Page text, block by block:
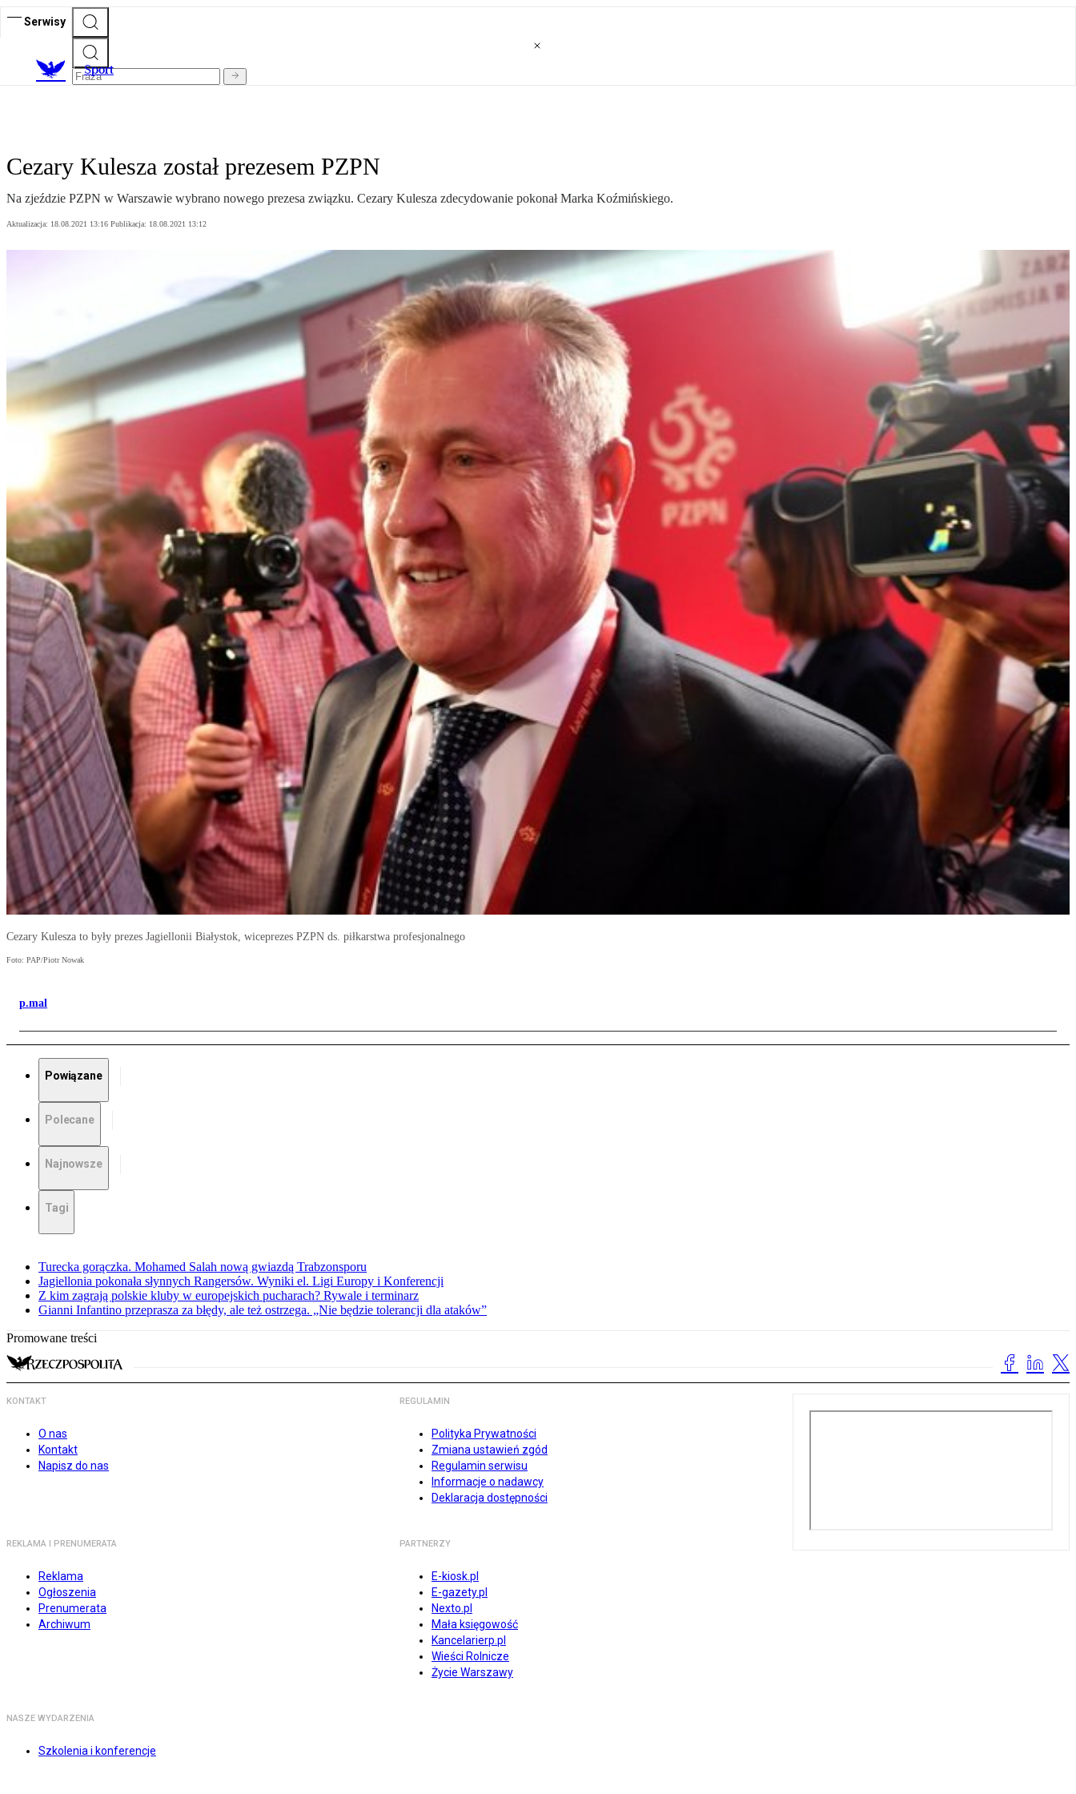
Serwisy
Sport
Cezary Kulesza został prezesem PZPN
Na zjeździe PZPN w Warszawie wybrano nowego prezesa związku. Cezary Kulesza zdecydowanie pokonał Marka Koźmińskiego.
Aktualizacja: 18.08.2021 13:16 Publikacja: 18.08.2021 13:12
Cezary Kulesza to były prezes Jagiellonii Białystok, wiceprezes PZPN ds. piłkarstwa profesjonalnego
Foto: PAP/Piotr Nowak
p.mal
Powiązane
Polecane
Najnowsze
Tagi
Turecka gorączka. Mohamed Salah nową gwiazdą Trabzonsporu
Jagiellonia pokonała słynnych Rangersów. Wyniki el. Ligi Europy i Konferencji
Z kim zagrają polskie kluby w europejskich pucharach? Rywale i terminarz
Gianni Infantino przeprasza za błędy, ale też ostrzega. „Nie będzie tolerancji dla ataków”
Promowane treści
KONTAKT
O nas
Kontakt
Napisz do nas
REGULAMIN
Polityka Prywatności
Zmiana ustawień zgód
Regulamin serwisu
Informacje o nadawcy
Deklaracja dostępności
REKLAMA I PRENUMERATA
Reklama
Ogłoszenia
Prenumerata
Archiwum
PARTNERZY
E-kiosk.pl
E-gazety.pl
Nexto.pl
Mała księgowość
Kancelarierp.pl
Wieści Rolnicze
Życie Warszawy
NASZE WYDARZENIA
Szkolenia i konferencje